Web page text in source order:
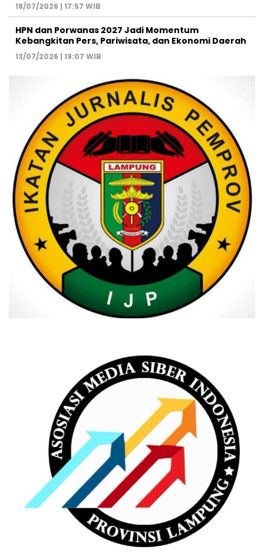
18/07/2026 | 17:57 WIB
HPN dan Porwanas 2027 Jadi Momentum
Kebangkitan Pers, Pariwisata, dan Ekonomi Daerah
13/07/2026 | 19:07 WIB